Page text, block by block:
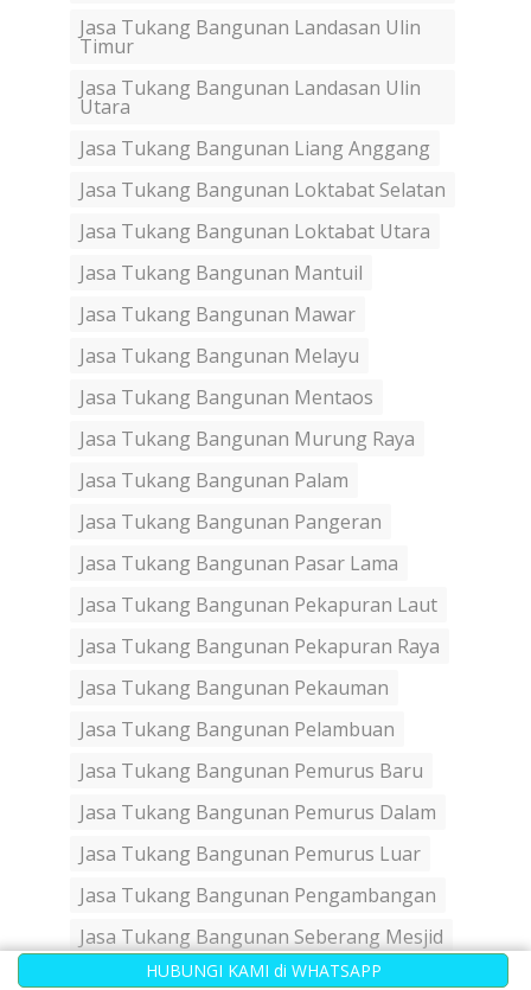
HUBUNGI KAMI di WHATSAPP
Jasa Tukang Bangunan Landasan Ulin
Timur
Jasa Tukang Bangunan Landasan Ulin
Utara
Jasa Tukang Bangunan Liang Anggang
Jasa Tukang Bangunan Loktabat Selatan
Jasa Tukang Bangunan Loktabat Utara
Jasa Tukang Bangunan Mantuil
Jasa Tukang Bangunan Mawar
Jasa Tukang Bangunan Melayu
Jasa Tukang Bangunan Mentaos
Jasa Tukang Bangunan Murung Raya
Jasa Tukang Bangunan Palam
Jasa Tukang Bangunan Pangeran
Jasa Tukang Bangunan Pasar Lama
Jasa Tukang Bangunan Pekapuran Laut
Jasa Tukang Bangunan Pekapuran Raya
Jasa Tukang Bangunan Pekauman
Jasa Tukang Bangunan Pelambuan
Jasa Tukang Bangunan Pemurus Baru
Jasa Tukang Bangunan Pemurus Dalam
Jasa Tukang Bangunan Pemurus Luar
Jasa Tukang Bangunan Pengambangan
Jasa Tukang Bangunan Seberang Mesjid
Jasa Tukang Bangunan Sungai Andai